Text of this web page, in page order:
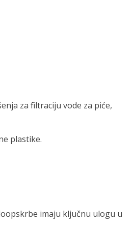
za filtraciju vode za piće,
plastike.
imaju ključnu ulogu u